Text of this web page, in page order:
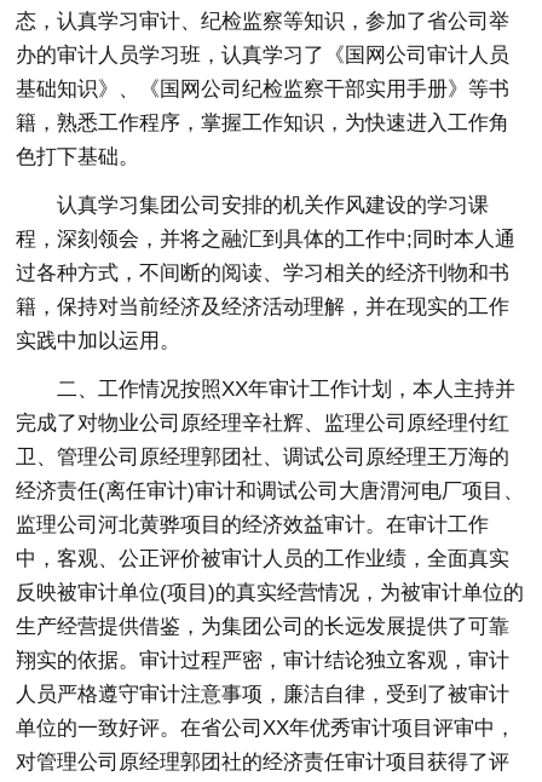
态，认真学习审计、纪检监察等知识，参加了省公司举
办的审计人员学习班，认真学习了《国网公司审计人员
基础知识》、《国网公司纪检监察干部实用手册》等书
籍，熟悉工作程序，掌握工作知识，为快速进入工作角
色打下基础。
认真学习集团公司安排的机关作风建设的学习课
程，深刻领会，并将之融汇到具体的工作中;同时本人通
过各种方式，不间断的阅读、学习相关的经济刊物和书
籍，保持对当前经济及经济活动理解，并在现实的工作
实践中加以运用。
二、工作情况按照XX年审计工作计划，本人主持并
完成了对物业公司原经理辛社辉、监理公司原经理付红
卫、管理公司原经理郭团社、调试公司原经理王万海的
经济责任(离任审计)审计和调试公司大唐渭河电厂项目、
监理公司河北黄骅项目的经济效益审计。在审计工作
中，客观、公正评价被审计人员的工作业绩，全面真实
反映被审计单位(项目)的真实经营情况，为被审计单位的
生产经营提供借鉴，为集团公司的长远发展提供了可靠
翔实的依据。审计过程严密，审计结论独立客观，审计
人员严格遵守审计注意事项，廉洁自律，受到了被审计
单位的一致好评。在省公司XX年优秀审计项目评审中，
对管理公司原经理郭团社的经济责任审计项目获得了评